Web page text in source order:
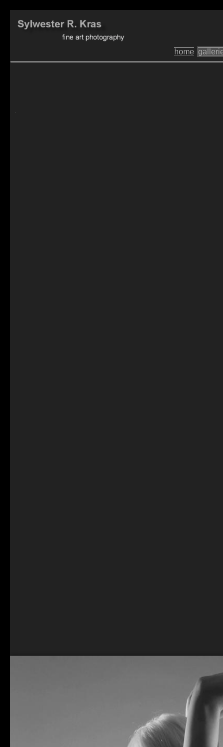
home